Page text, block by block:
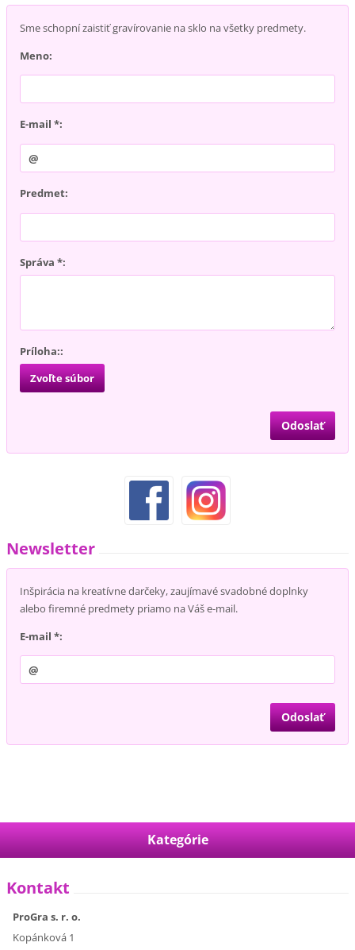
Sme schopní zaistiť gravírovanie na sklo na všetky predmety.
Meno:
E-mail *:
Predmet:
Správa *:
Príloha::
Zvoľte súbor
Newsletter
Inšpirácia na kreatívne darčeky, zaujímavé svadobné doplnky
alebo firemné predmety priamo na Váš e-mail.
E-mail *:
Kategórie
Kontakt
ProGra s. r. o.
Kopánková 1